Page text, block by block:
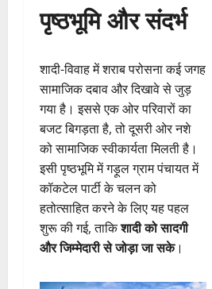
पृष्ठभूमि और संदर्भ
शादी-विवाह में शराब परोसना कई जगह
सामाजिक दबाव और दिखावे से जुड़
गया है। इससे एक ओर परिवारों का
बजट बिगड़ता है, तो दूसरी ओर नशे
को सामाजिक स्वीकार्यता मिलती है।
इसी पृष्ठभूमि में गड़ूल ग्राम पंचायत में
कॉकटेल पार्टी के चलन को
हतोत्साहित करने के लिए यह पहल
शुरू की गई, ताकिशादी को सादगी
और जिम्मेदारी से जोड़ा जा सके।